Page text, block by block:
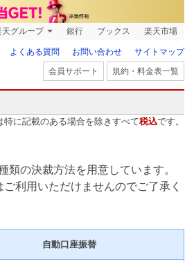
天グループ 銀行 ブックス 楽天市場
よくある質問 お問い合わせ
サイトマップ
会員サポート
規約・料金表一覧
に記載のある場合を除きすべて税込です。
の決裁方法を用意しています。
利用いただけませんのでご了承く
自動口座振替